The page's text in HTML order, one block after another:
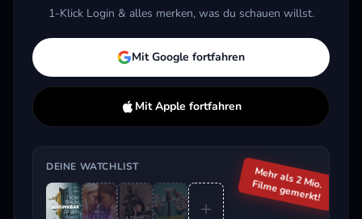
Aktuell im Trend
1-Klick Login & alles merken, was du schauen willst.
Mit Google fortfahren
Mit Apple fortfahren
DEINE WATCHLIST Mehr als 2 Mio.
Filme gemerkt!